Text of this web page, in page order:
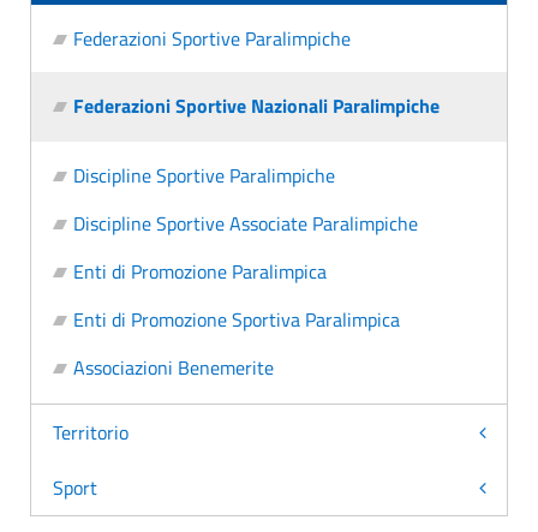
Federazioni Sportive Paralimpiche
Federazioni Sportive Nazionali Paralimpiche
Discipline Sportive Paralimpiche
Discipline Sportive Associate Paralimpiche
Enti di Promozione Paralimpica
Enti di Promozione Sportiva Paralimpica
Associazioni Benemerite
Territorio
Sport